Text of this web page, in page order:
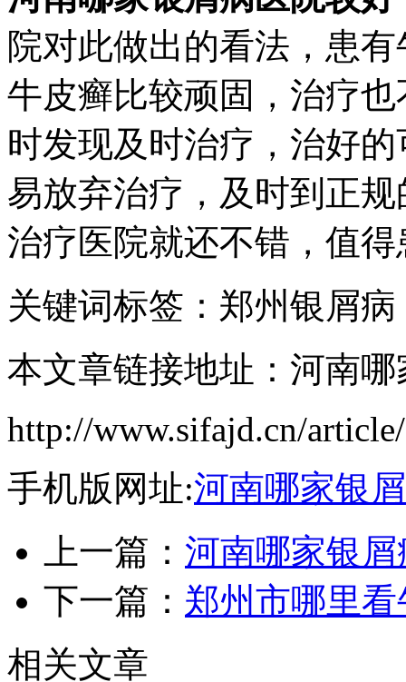
院对此做出的看法，患
牛皮癣比较顽固，治疗
时发现及时治疗，治好
易放弃治疗，及时到正
治疗医院就还不错，值
关键词标签：郑州银屑病
本文章链接地址：河南
http://www.sifajd.cn/
手机版网址:河南哪家银
上一篇： 河南哪家银
下一篇： 郑州市哪里
相关文章